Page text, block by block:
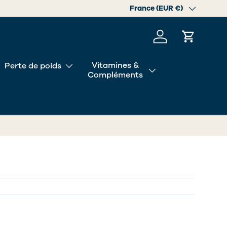
Pays
France (EUR €)
Se connecter
Panier
Perte de poids
Vitamines &
Compléments